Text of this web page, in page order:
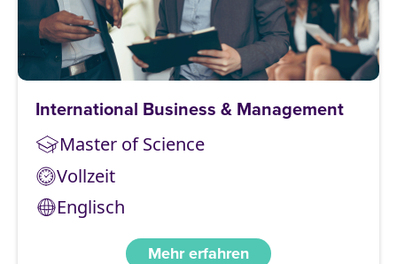
International Business & Management
Master of Science
Vollzeit
Englisch
Mehr erfahren